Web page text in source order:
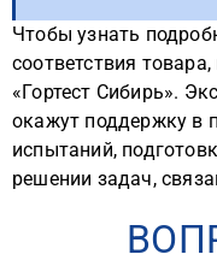
Чтобы узнать
соответствия
«Гортест Сибирь».
окажут поддержку в
испытаний,
решении задач,